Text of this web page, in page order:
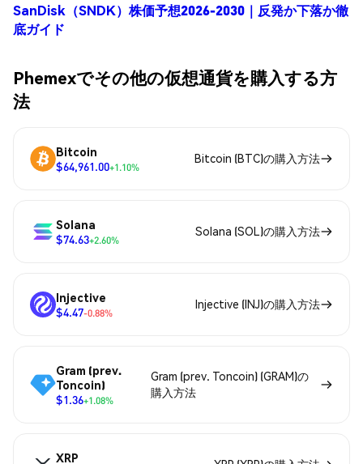
SanDisk（SNDK）株価予想2026-2030｜反発か下落か徹
底ガイド
Phemexでその他の仮想通貨を購入する方
法
Bitcoin
$64,961.00+1.10%
Bitcoin (BTC)の購入方法
Solana
$74.63+2.60%
Solana (SOL)の購入方法
Injective
$4.47-0.88%
Injective (INJ)の購入方法
Gram (prev.
Toncoin)
$1.36+1.08%
Gram (prev. Toncoin) (GRAM)の
購入方法
XRP